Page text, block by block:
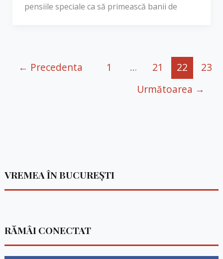
pensiile speciale ca să primească banii de
← Precedenta 1 … 21 22
23
Următoarea →
VREMEA ÎN BUCUREȘTI
RĂMÂI CONECTAT